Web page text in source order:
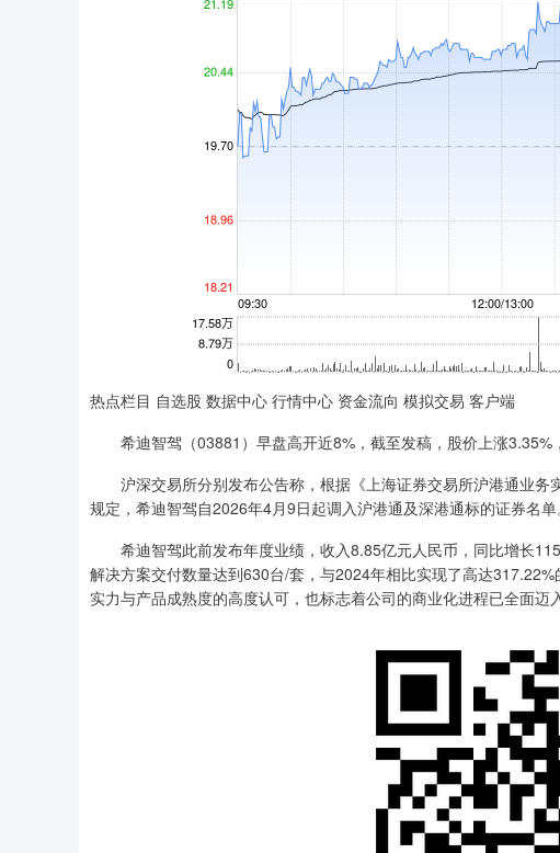
热点栏目 自选股 数据中心 行情中心 资金流向 模拟交易 客户端
希迪智驾（03881）早盘高开近8%，截至发稿，股价上涨3.35%
沪深交易所分别发布公告称，根据《上海证券交易所沪港通业务
规定，希迪智驾自2026年4月9日起调入沪港通及深港通标的证券名单
希迪智驾此前发布年度业绩，收入8.85亿元人民币，同比增长
解决方案交付数量达到630台/套，与2024年相比实现了高达
实力与产品成熟度的高度认可，也标志着公司的商业化进程已全面迈